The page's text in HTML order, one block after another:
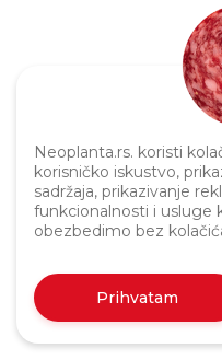
Neoplanta.rs. koristi
korisničko iskustvo,
sadržaja, prikazivanje
funkcionalnosti i usluge
obezbedimo bez
Prihvatam